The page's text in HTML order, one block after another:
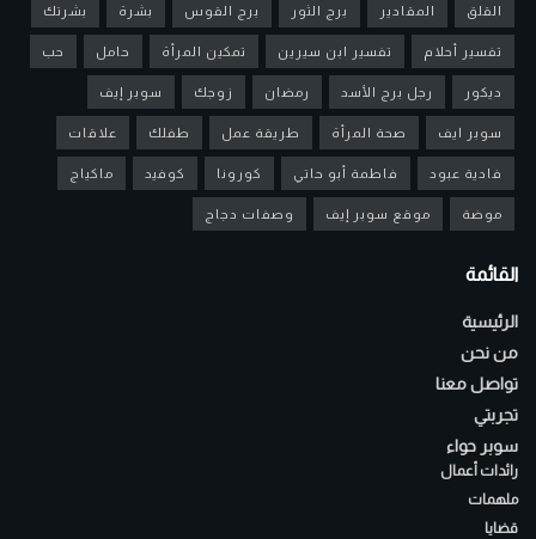
القلق المقادير برج الثور برج القوس بشرة بشرتك
تفسير أحلام تفسير ابن سيرين تمكين المرأة حامل حب
ديكور رجل برج الأسد رمضان زوجك سوبر إيف
سوبر ايف صحة المرأة طريقة عمل طفلك علاقات
فادية عبود فاطمة أبو حاتي كورونا كوفيد ماكياج
موضة موقع سوبر إيف وصفات دجاج
القائمة
الرئيسية
من نحن
تواصل معنا
تجربتي
سوبر حواء
رائدات أعمال
ملهمات
قضايا